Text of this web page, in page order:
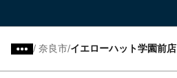
/ 奈良市 イエローハット学園前店